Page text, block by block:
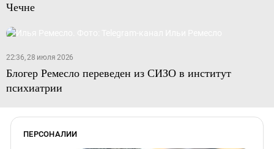
Чечне
22:36, 28 июля 2026
Блогер Ремесло переведен из СИЗО в институт
психиатрии
ПЕРСОНАЛИИ